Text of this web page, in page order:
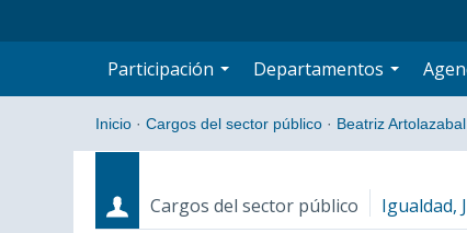
Participación Departamentos
Inicio · Cargos del sector público · Beatriz
Cargos del sector público Igualdad,